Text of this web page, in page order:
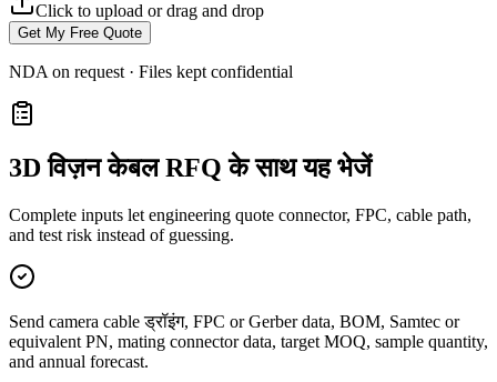
Click to upload or drag and drop
Get My Free Quote
NDA on request · Files kept confidential
3D विज़न केबल RFQ के साथ यह भेजें
Complete inputs let engineering quote connector, FPC, cable path,
and test risk instead of guessing.
Send camera cable ड्रॉइंग, FPC or Gerber data, BOM, Samtec or
equivalent PN, mating connector data, target MOQ, sample quantity,
and annual forecast.